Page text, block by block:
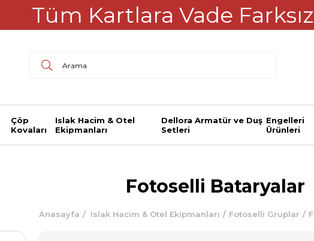
Tüm Kartlara Vade
Çöp
Kovaları
Islak Hacim & Otel
Ekipmanları
Dellora Armatür ve Duş
Setleri
Engelleri
Ürünleri
Fotoselli Bataryalar
Anasayfa Islak Hacim & Otel Ekipmanları Fotoselli Gruplar